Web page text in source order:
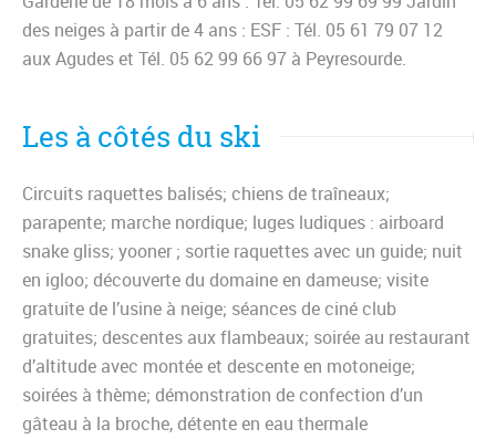
des neiges à partir de 4 ans : ESF : Tél. 05 61 79 07 12
aux Agudes et Tél. 05 62 99 66 97 à Peyresourde.
Les à côtés du ski
Circuits raquettes balisés; chiens de traîneaux;
parapente; marche nordique; luges ludiques : airboard
snake gliss; yooner ; sortie raquettes avec un guide; nuit
en igloo; découverte du domaine en dameuse; visite
gratuite de l’usine à neige; séances de ciné club
gratuites; descentes aux flambeaux; soirée au restaurant
d’altitude avec montée et descente en motoneige;
soirées à thème; démonstration de confection d’un
gâteau à la broche, détente en eau thermale